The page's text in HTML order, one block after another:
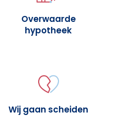
Overwaarde
hypotheek
Wij gaan scheiden